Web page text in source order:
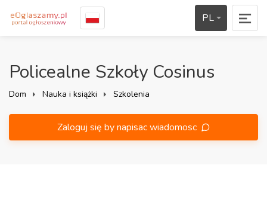
PL
Policealne Szkoły Cosinus
Dom Nauka i książki Szkolenia
Zaloguj się by napisac wiadomosc